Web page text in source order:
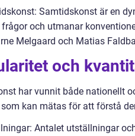
Samtidskonst är en
och utmanar
Melgaard och Matias
och
har vunnit både nationellt
kan mätas för att förstå
Antalet utställningar